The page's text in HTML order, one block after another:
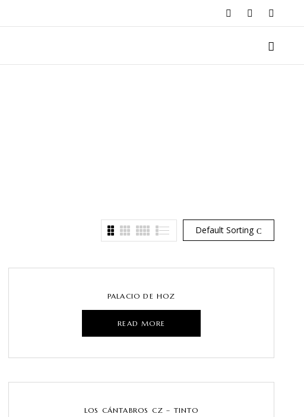
Default Sorting
PALACIO DE HOZ
READ MORE
LOS CÁNTABROS CZ – TINTO